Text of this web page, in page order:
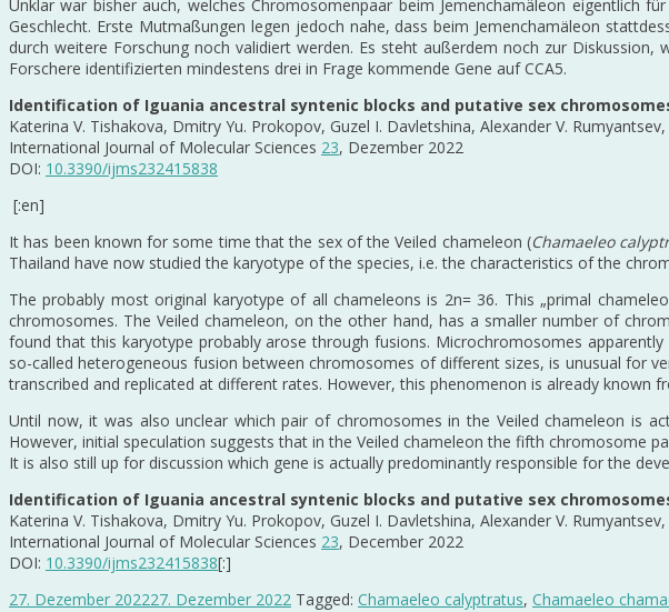
Unklar war bisher auch, welches Chromosomenpaar beim Jemenchamäleon eigentlich
Geschlecht. Erste Mutmaßungen legen jedoch nahe, dass beim Jemenchamäleon
durch weitere Forschung noch validiert werden. Es steht außerdem noch zur
Forschere identifizierten mindestens drei in Frage kommende Gene auf CCA5.
Identification of Iguania ancestral syntenic blocks and putative sex
Katerina V. Tishakova, Dmitry Yu. Prokopov, Guzel I. Davletshina, Alexander V.
International Journal of Molecular Sciences 23, Dezember 2022
DOI: 10.3390/ijms232415838
[:en]
It has been known for some time that the sex of the Veiled chameleon (Chamaeleo
Thailand have now studied the karyotype of the species, i.e. the characteristics of the
The probably most original karyotype of all chameleons is 2n= 36. This „primal
chromosomes. The Veiled chameleon, on the other hand, has a smaller number of
found that this karyotype probably arose through fusions. Microchromosomes
so-called heterogeneous fusion between chromosomes of different sizes, is unusual for
transcribed and replicated at different rates. However, this phenomenon is already known
Until now, it was also unclear which pair of chromosomes in the Veiled chameleon is
However, initial speculation suggests that in the Veiled chameleon the fifth chromosome
It is also still up for discussion which gene is actually predominantly responsible for the
Identification of Iguania ancestral syntenic blocks and putative sex
Katerina V. Tishakova, Dmitry Yu. Prokopov, Guzel I. Davletshina, Alexander V.
International Journal of Molecular Sciences 23, December 2022
DOI: 10.3390/ijms232415838[:]
27. Dezember 202227. Dezember 2022 Tagged: Chamaeleo calyptratus, Chamaeleo